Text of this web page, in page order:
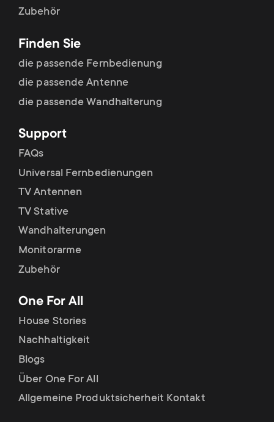
Zubehör
Finden Sie
die passende Fernbedienung
die passende Antenne
die passende Wandhalterung
Support
FAQs
Universal Fernbedienungen
TV Antennen
TV Stative
Wandhalterungen
Monitorarme
Zubehör
One For All
House Stories
Nachhaltigkeit
Blogs
Über One For All
Allgemeine Produktsicherheit Kontakt